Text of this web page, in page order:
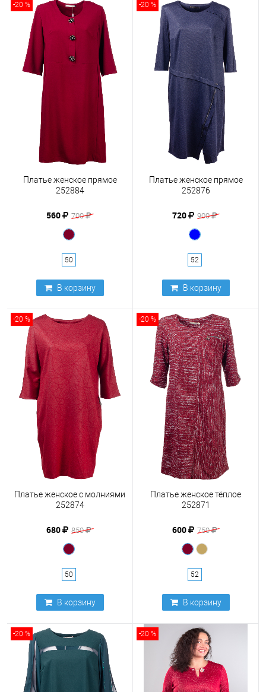
-20 %
Платье женское прямое
252884
560 700
50
В корзину
-20 %
Платье женское прямое
252876
720 900
52
В корзину
-20 %
Платье женское с молниями
252874
680 850
50
В корзину
-20 %
Платье женское тёплое
252871
600 750
52
В корзину
-20 % -20 %